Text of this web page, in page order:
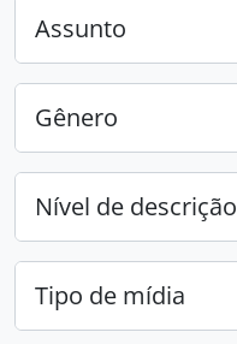
Assunto
Gênero
Nível de descrição
Tipo de mídia